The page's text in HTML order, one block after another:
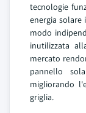
tecnologie
energia solare
modo
inutilizzata
mercato
pannello
migliorando
griglia.